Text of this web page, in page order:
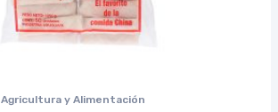
Agricultura y Alimentación